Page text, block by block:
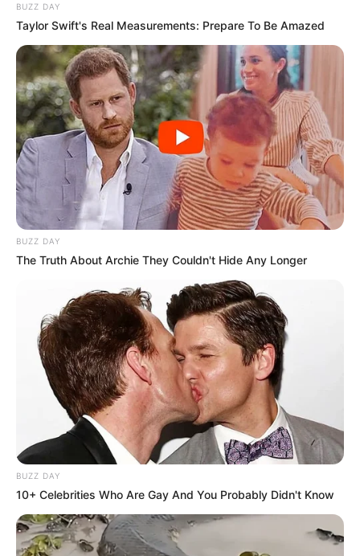
BUZZ DAY
Taylor Swift's Real Measurements: Prepare To Be Amazed
BUZZ DAY
The Truth About Archie They Couldn't Hide Any Longer
BUZZ DAY
10+ Celebrities Who Are Gay And You Probably Didn't Know